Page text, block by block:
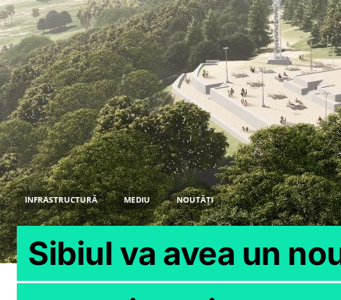
INFRASTRUCTURĂ MEDIU NOUTĂȚI
Sibiul va avea un